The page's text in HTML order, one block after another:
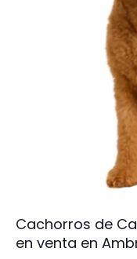
Cachorros de
en venta en